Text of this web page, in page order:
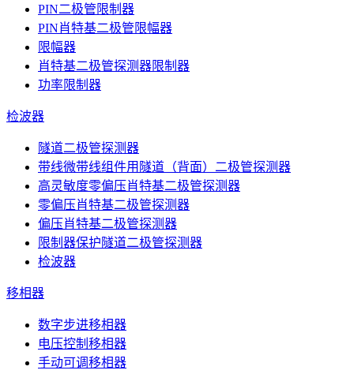
PIN二极管限制器
PIN肖特基二极管限幅器
限幅器
肖特基二极管探测器限制器
功率限制器
检波器
隧道二极管探测器
带线微带线组件用隧道（背面）二极管探测器
高灵敏度零偏压肖特基二极管探测器
零偏压肖特基二极管探测器
偏压肖特基二极管探测器
限制器保护隧道二极管探测器
检波器
移相器
数字步进移相器
电压控制移相器
手动可调移相器